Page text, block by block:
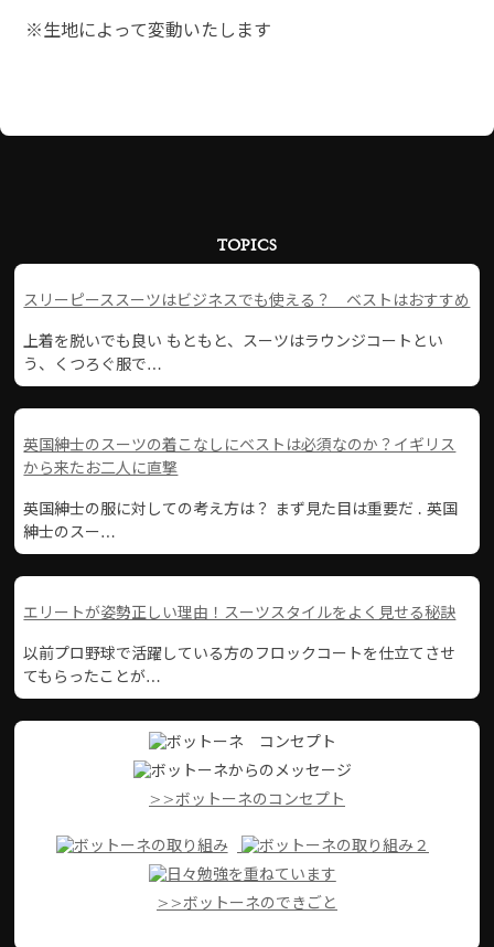
※生地によって変動いたします
TOPICS
スリーピーススーツはビジネスでも使える？ ベストはおすすめ
上着を脱いでも良い もともと、スーツはラウンジコートとい
う、くつろぐ服で…
英国紳士のスーツの着こなしにベストは必須なのか？イギリス
から来たお二人に直撃
英国紳士の服に対しての考え方は？ まず見た目は重要だ . 英国
紳士のスー…
エリートが姿勢正しい理由！スーツスタイルをよく見せる秘訣
以前プロ野球で活躍している方のフロックコートを仕立てさせ
てもらったことが…
>>ボットーネのコンセプト
>>ボットーネのできごと